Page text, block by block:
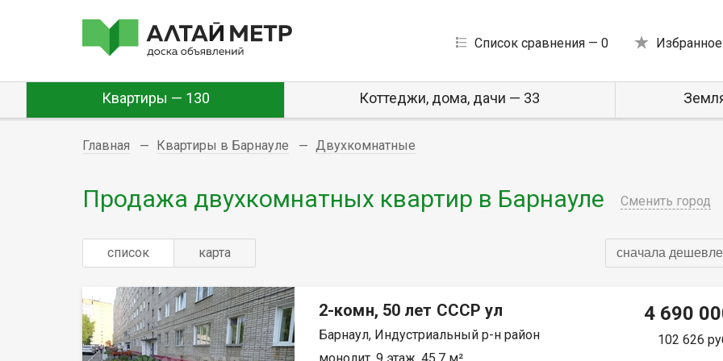
Список сравнения — 0
Квартиры — 130 Коттеджи, дома, дачи — 33
Главная Квартиры в Барнауле Двухкомнатные
Продажа двухкомнатных квартир в Барнауле Сменить город
список карта сначала дешевле
2-комн, 50 лет СССР ул
Барнаул, Индустриальный р-н район
4 690
102 626